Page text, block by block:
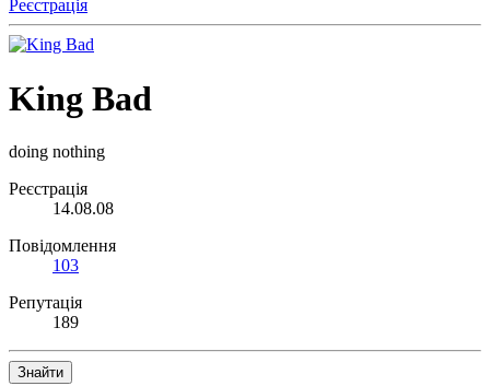
Реєстрація
King Bad
doing nothing
Реєстрація
14.08.08
Повідомлення
103
Репутація
189
Знайти